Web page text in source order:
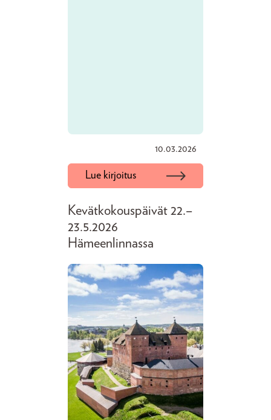
10.03.2026
Lue kirjoitus
Kevätkokouspäivät 22.–
23.5.2026
Hämeenlinnassa